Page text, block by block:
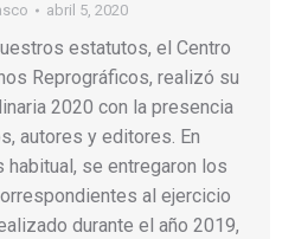
abril 5, 2020
estatutos, el Centro
Reprográficos, realizó su
2020 con la presencia
autores y editores. En
se entregaron los
al ejercicio
durante el año 2019,